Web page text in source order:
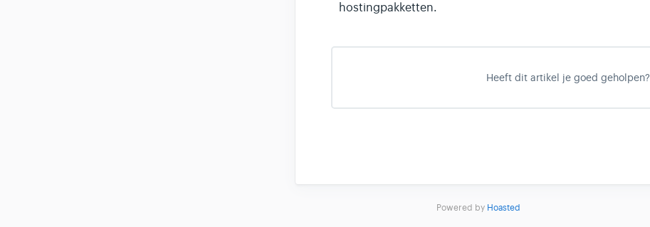
hostingpakketten.
Heeft dit artikel je goed geholpen?
Powered by Hoasted